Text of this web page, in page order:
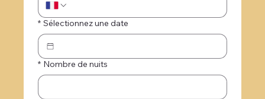
* Sélectionnez une date
* Nombre de nuits